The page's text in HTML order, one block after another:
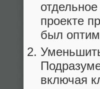
проекте
был
включая